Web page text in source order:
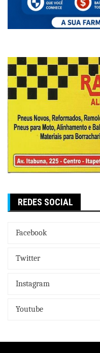
REDES SOCIAL
Facebook
Twitter
Instagram
Youtube